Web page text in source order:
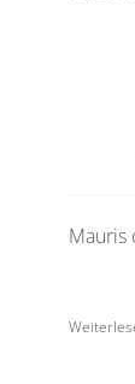
Mauris